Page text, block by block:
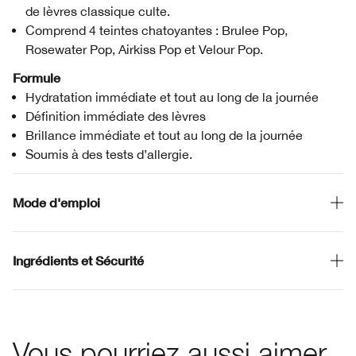
de lèvres classique culte.
Comprend 4 teintes chatoyantes : Brulee Pop,
Rosewater Pop, Airkiss Pop et Velour Pop.
Formule
Hydratation immédiate et tout au long de la journée
Définition immédiate des lèvres
Brillance immédiate et tout au long de la journée
Soumis à des tests d’allergie.
Mode d'emploi
Ingrédients et Sécurité